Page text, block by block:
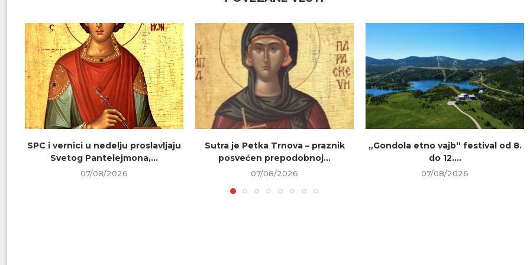
SPC i vernici u nedelju proslavljaju
Svetog Pantelejmona,...
07/08/2026
Sutra je Petka Trnova – praznik
posvećen prepodobnoj...
07/08/2026
„Gondola etno vajb“ festival od 8.
do 12....
07/08/2026